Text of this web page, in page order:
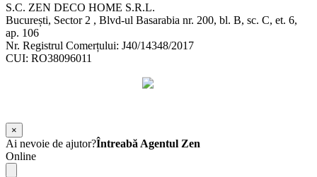
S.C. ZEN DECO HOME S.R.L.
București, Sector 2 , Blvd-ul Basarabia nr. 200, bl. B, sc. C, et. 6,
ap. 106
Nr. Registrul Comerțului: J40/14348/2017
CUI: RO38096011
×
Ai nevoie de ajutor?Întreabă Agentul Zen
Online